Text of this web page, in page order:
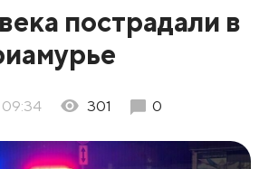
пострадали в
09:34 301 0